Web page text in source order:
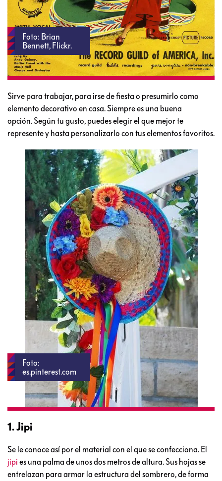
Foto: Brian
Bennett, Flickr.
Sirve para trabajar, para irse de fiesta o presumirlo como
elemento decorativo en casa. Siempre es una buena
opción. Según tu gusto, puedes elegir el que mejor te
represente y hasta personalizarlo con tus elementos favoritos.
Foto:
es.pinterest.com
1. Jipi
Se le conoce así por el material con el que se confecciona. El
jipi es una palma de unos dos metros de altura. Sus hojas se
entrelazan para armar la estructura del sombrero, de forma